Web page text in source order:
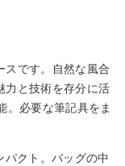
スです。自然な風合
力と技術を存分に活
。必要な筆記具をま
クト。バッグの中